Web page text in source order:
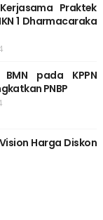
Praktek
1 Dharmacaraka
pada KPPN
PNBP
Harga Diskon